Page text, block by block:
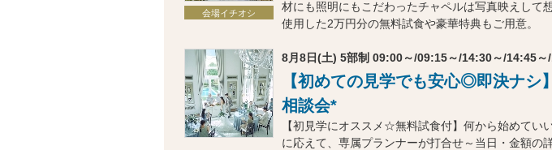
会場イチオシ
材にも照明にもこだわったチャペルは写真映えして
使用した2万円分の無料試食や豪華特典もご用意。
8月8日(土) 5部制 09:00～/09:15～/14:30～/14:45～
【初めての見学でも安心◎即決ナシ
相談会*
【初見学にオススメ☆無料試食付】何から始めてい
に応えて、専属プランナーが打合せ～当日・金額の